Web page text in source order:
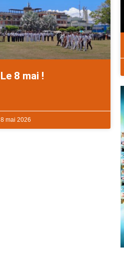
Le 8 mai !
8 mai 2026